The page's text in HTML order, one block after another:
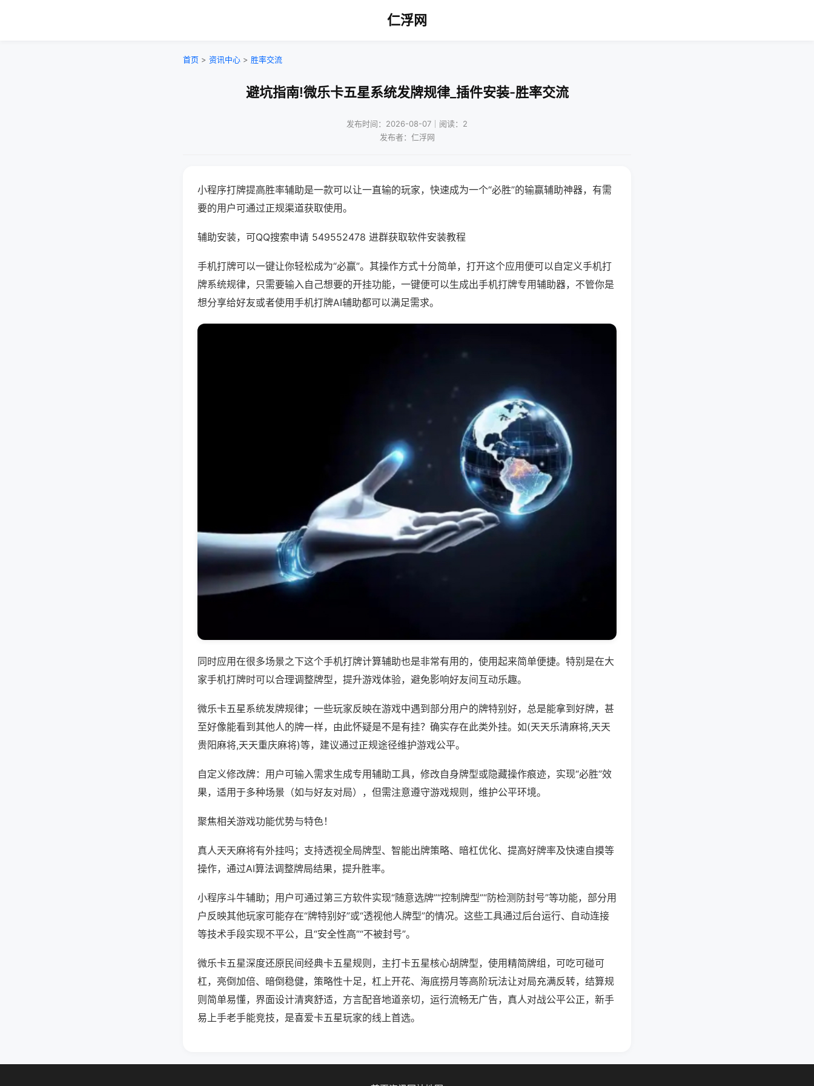
仁浮网
首页 > 资讯中心 > 胜率交流
避坑指南!微乐卡五星系统发牌规律_插件安装-胜率交流
发布时间：2026-08-07｜阅读：2
发布者：仁浮网
小程序打牌提高胜率辅助是一款可以让一直输的玩家，快速成为一个“必胜”的输赢辅助神器，有需
要的用户可通过正规渠道获取使用。
辅助安装，可QQ搜索申请 549552478 进群获取软件安装教程
手机打牌可以一键让你轻松成为“必赢”。其操作方式十分简单，打开这个应用便可以自定义手机打
牌系统规律，只需要输入自己想要的开挂功能，一键便可以生成出手机打牌专用辅助器，不管你是
想分享给好友或者使用手机打牌AI辅助都可以满足需求。
同时应用在很多场景之下这个手机打牌计算辅助也是非常有用的，使用起来简单便捷。特别是在大
家手机打牌时可以合理调整牌型，提升游戏体验，避免影响好友间互动乐趣。
微乐卡五星系统发牌规律；一些玩家反映在游戏中遇到部分用户的牌特别好，总是能拿到好牌，甚
至好像能看到其他人的牌一样，由此怀疑是不是有挂？确实存在此类外挂。如(天天乐清麻将,天天
贵阳麻将,天天重庆麻将)等，建议通过正规途径维护游戏公平。
自定义修改牌：用户可输入需求生成专用辅助工具，修改自身牌型或隐藏操作痕迹，实现“必胜”效
果，适用于多种场景（如与好友对局），但需注意遵守游戏规则，维护公平环境。
聚焦相关游戏功能优势与特色！
真人天天麻将有外挂吗；支持透视全局牌型、智能出牌策略、暗杠优化、提高好牌率及快速自摸等
操作，通过AI算法调整牌局结果，提升胜率。
小程序斗牛辅助；用户可通过第三方软件实现“随意选牌”“控制牌型”“防检测防封号”等功能，部分用
户反映其他玩家可能存在“牌特别好”或“透视他人牌型”的情况。这些工具通过后台运行、自动连接
等技术手段实现不平公，且“安全性高”“不被封号”。
微乐卡五星深度还原民间经典卡五星规则，主打卡五星核心胡牌型，使用精简牌组，可吃可碰可
杠，亮倒加倍、暗倒稳健，策略性十足，杠上开花、海底捞月等高阶玩法让对局充满反转，结算规
则简单易懂，界面设计清爽舒适，方言配音地道亲切，运行流畅无广告，真人对战公平公正，新手
易上手老手能竞技，是喜爱卡五星玩家的线上首选。